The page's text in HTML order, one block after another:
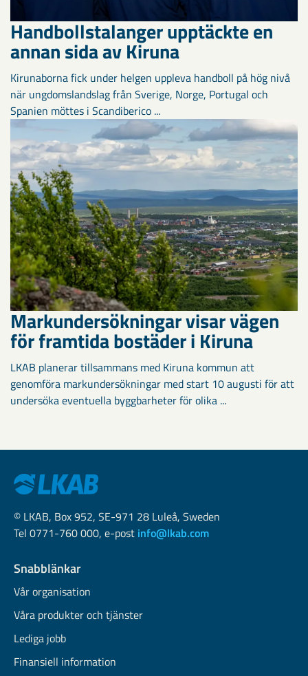
Handbollstalanger upptäckte en
annan sida av Kiruna
Kirunaborna fick under helgen uppleva handboll på hög nivå
när ungdomslandslag från Sverige, Norge, Portugal och
Spanien möttes i Scandiberico ...
Markundersökningar visar vägen
för framtida bostäder i Kiruna
LKAB planerar tillsammans med Kiruna kommun att
genomföra markundersökningar med start 10 augusti för att
undersöka eventuella byggbarheter för olika ...
© LKAB, Box 952, SE-971 28 Luleå, Sweden
Tel 0771-760 000, e-post info@lkab.com
Snabblänkar
Vår organisation
Våra produkter och tjänster
Lediga jobb
Finansiell information